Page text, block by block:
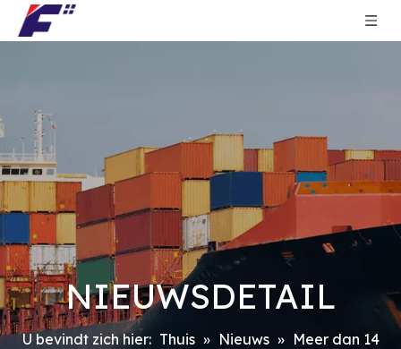
NIEUWSDETAIL
U bevindt zich hier: Thuis » Nieuws » Meer dan 14